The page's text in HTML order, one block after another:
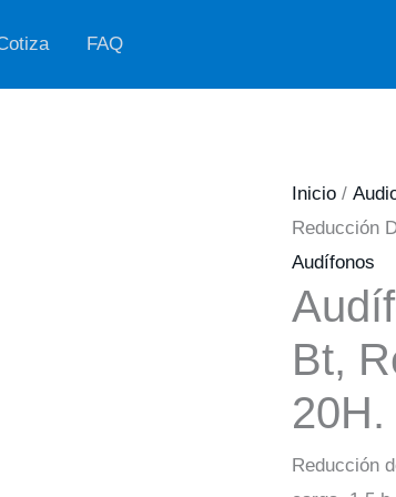
FAQ
Inicio/
Reducción
Audífonos
Bt,
Reducción